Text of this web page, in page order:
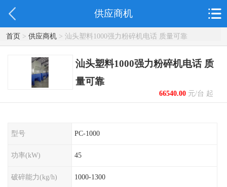
供应商机
首页> 供应商机> 汕头塑料1000强力粉碎机电话 质量可靠
汕头塑料1000强力粉碎机电话 质
量可靠
66540.00元/台 起
型号 PC-1000
功率(kW) 45
破碎能力(kg/h) 1000-1300